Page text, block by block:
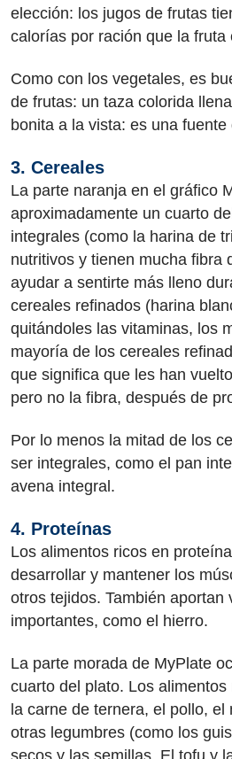
elección: los jugos de frutas
calorías por ración que la
Como con los vegetales, es
de frutas: un taza colorida
bonita a la vista: es una
3. Cereales
La parte naranja en el gráfico
aproximadamente un cuarto
integrales (como la harina de
nutritivos y tienen mucha fibra
ayudar a sentirte más lleno
cereales refinados (harina
quitándoles las vitaminas, los
mayoría de los cereales
que significa que les han
pero no la fibra, después de
Por lo menos la mitad de los
ser integrales, como el pan
avena integral.
4. Proteínas
Los alimentos ricos en
desarrollar y mantener los
otros tejidos. También aportan
importantes, como el hierro.
La parte morada de MyPlate
cuarto del plato. Los
la carne de ternera, el pollo,
otras legumbres (como los
secos y las semillas. El tofu y